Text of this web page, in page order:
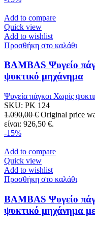
Add to compare
Quick view
Add to wishlist
Προσθήκη στο καλάθι
BAMBAS Ψυγείο
ψυκτικό μηχάνημα
Ψυγεία πάγκοι Χωρίς
SKU: PK 124
1.090,00€ Original price
είναι: 926,50 €.
-15%
Add to compare
Quick view
Add to wishlist
Προσθήκη στο καλάθι
BAMBAS Ψυγείο
ψυκτικό μηχάνημα